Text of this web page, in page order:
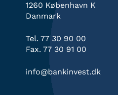
1260 København K
Danmark
Tel. 77 30 90 00
Fax. 77 30 91 00
info@bankinvest.dk